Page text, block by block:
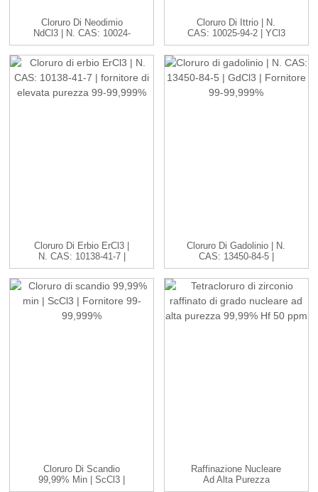
Cloruro Di Neodimio
NdCl3 | N. CAS: 10024-
93-8 ...
Cloruro Di Ittrio | N.
CAS: 10025-94-2 | YCl3
...
Cloruro Di Erbio ErCl3 |
N. CAS: 10138-41-7 |
H...
Cloruro Di Gadolinio | N.
CAS: 13450-84-5 |
GdC...
Cloruro Di Scandio
99,99% Min | ScCl3 |
Raffinazione Nucleare
Ad Alta Purezza